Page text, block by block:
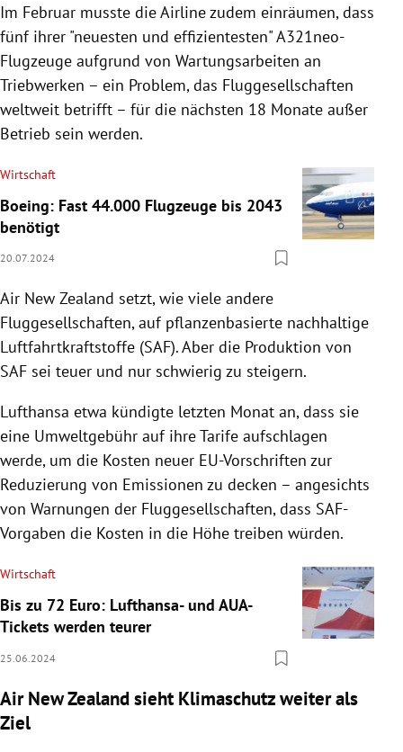
Im Februar musste die Airline zudem einräumen, dass
fünf ihrer "neuesten und effizientesten" A321neo-
Flugzeuge aufgrund von Wartungsarbeiten an
Triebwerken – ein Problem, das Fluggesellschaften
weltweit betrifft – für die nächsten 18 Monate außer
Betrieb sein werden.
Wirtschaft
Boeing: Fast 44.000 Flugzeuge bis 2043
benötigt
20.07.2024
Air New Zealand setzt, wie viele andere
Fluggesellschaften, auf pflanzenbasierte nachhaltige
Luftfahrtkraftstoffe (SAF). Aber die Produktion von
SAF sei teuer und nur schwierig zu steigern.
Lufthansa etwa kündigte letzten Monat an, dass sie
eine Umweltgebühr auf ihre Tarife aufschlagen
werde, um die Kosten neuer EU-Vorschriften zur
Reduzierung von Emissionen zu decken – angesichts
von Warnungen der Fluggesellschaften, dass SAF-
Vorgaben die Kosten in die Höhe treiben würden.
Wirtschaft
Bis zu 72 Euro: Lufthansa- und AUA-
Tickets werden teurer
25.06.2024
Air New Zealand sieht Klimaschutz weiter als
Ziel